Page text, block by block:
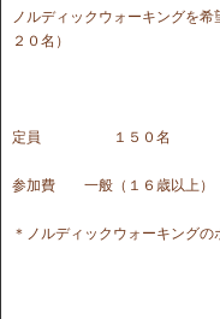
ノルディックウォーキングを
２０名）
定員 １５０名
参加費 一般（１６歳以上
＊ノルディックウォーキングの